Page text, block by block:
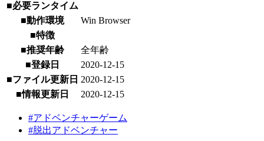
■必要ランタイム
■動作環境
Win Browser
■特徴
■推奨年齢
全年齢
■登録日
2020-12-15
■ファイル更新日 2020-12-15
■情報更新日
2020-12-15
#アドベンチャーゲーム
#脱出アドベンチャー